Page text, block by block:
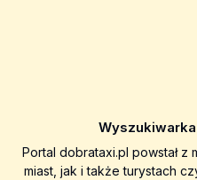
Portal dobrataxi.pl powstał z
miast, jak i także turystach